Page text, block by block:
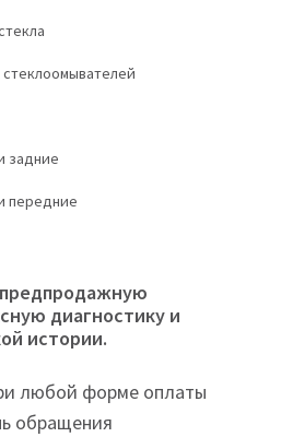
задние
передние
диагностику и
истории.
любой форме оплаты
обращения